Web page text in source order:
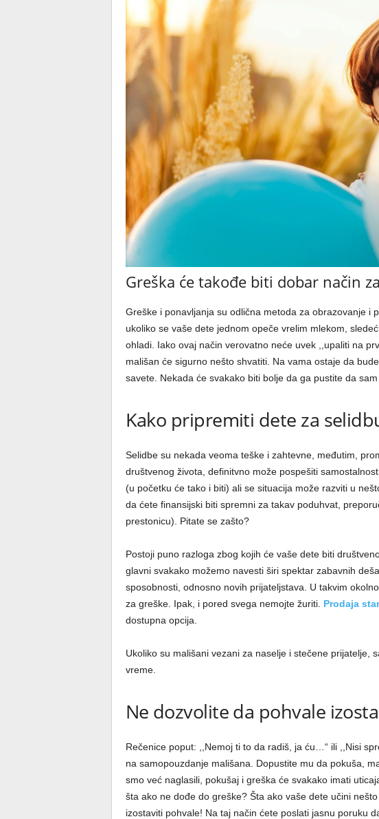
Greška će takođe biti dobar način
Greške i ponavljanja su odlična metoda za obrazovanje i
ukoliko se vaše dete jednom opeče vrelim mlekom,
ohladi. Iako ovaj način verovatno neće uvek ,,upaliti na
mališan će sigurno nešto shvatiti. Na vama ostaje da
savete. Nekada će svakako biti bolje da ga pustite da sam
Kako pripremiti dete za
Selidbe su nekada veoma teške i zahtevne, međutim,
društvenog života, definitvno može pospešiti
(u početku će tako i biti) ali se situacija može razviti u
da ćete finansijski biti spremni za takav poduhvat,
prestonicu). Pitate se zašto?
Postoji puno razloga zbog kojih će vaše dete biti
glavni svakako možemo navesti širi spektar zabavnih
sposobnosti, odnosno novih prijateljstava. U takvim
za greške. Ipak, i pored svega nemojte žuriti. Prodaja
dostupna opcija.
Ukoliko su mališani vezani za naselje i stečene prijatelje,
vreme.
Ne dozvolite da pohvale
Rečenice poput: ,,Nemoj ti to da radiš, ja ću…“ ili ,,Nisi
na samopouzdanje mališana. Dopustite mu da pokuša,
smo već naglasili, pokušaj i greška će svakako imati
šta ako ne dođe do greške? Šta ako vaše dete učini
izostaviti pohvale! Na taj način ćete poslati jasnu poruku